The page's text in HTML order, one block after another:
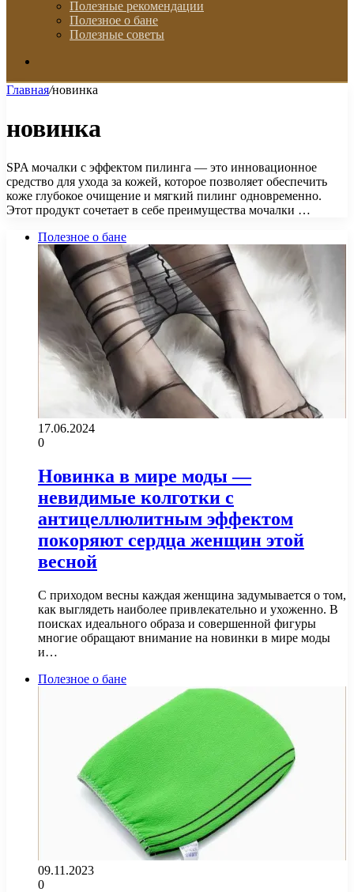
Полезные рекомендации
Полезное о бане
Полезные советы
Главная/новинка
новинка
SPA мочалки с эффектом пилинга — это инновационное
средство для ухода за кожей, которое позволяет обеспечить
коже глубокое очищение и мягкий пилинг одновременно.
Этот продукт сочетает в себе преимущества мочалки …
Полезное о бане
17.06.2024
0
Новинка в мире моды —
невидимые колготки с
антицеллюлитным эффектом
покоряют сердца женщин этой
весной
С приходом весны каждая женщина задумывается о том,
как выглядеть наиболее привлекательно и ухоженно. В
поисках идеального образа и совершенной фигуры
многие обращают внимание на новинки в мире моды
и…
Полезное о бане
09.11.2023
0